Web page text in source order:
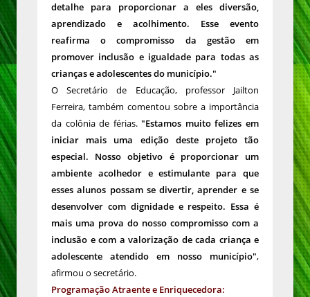
detalhe para proporcionar a eles diversão,
aprendizado e acolhimento. Esse evento
reafirma o compromisso da gestão em
promover inclusão e igualdade para todas as
crianças e adolescentes do município."
O Secretário de Educação, professor Jailton
Ferreira, também comentou sobre a importância
da colônia de férias."Estamos muito felizes em
iniciar mais uma edição deste projeto tão
especial. Nosso objetivo é proporcionar um
ambiente acolhedor e estimulante para que
esses alunos possam se divertir, aprender e se
desenvolver com dignidade e respeito. Essa é
mais uma prova do nosso compromisso com a
inclusão e com a valorização de cada criança e
adolescente atendido em nosso município",
afirmou o secretário.
Programação Atraente e Enriquecedora: